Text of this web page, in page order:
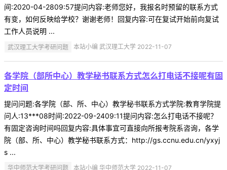
间:2020-04-2809:57提问内容:老师您好，我报名时预留的联系方式
有变，如何反映给学校？谢谢老师！回复内容:可在复试开始前向复试
工作人员说明 ...
武汉理工大学考研问题 本站小编 武汉理工大学 2022-11-07
各学院（部所中心）教学秘书联系方式怎么打电话不接呢有固
定时间
提问问题:各学院（部、所、中心）教学秘书联系方式学院:教育学院提
问人:13***08时间:2022-09-2409:11提问内容:怎么打电话不接呢？
有固定咨询时间吗回复内容:具体事宜可直接向所报考院系咨询，各学
院（部、所、中心）教学秘书联系方式：http://gs.ccnu.edu.cn/yxyj
s ...
华中师范大学考研问题 本站小编 华中师范大学 2022-11-07